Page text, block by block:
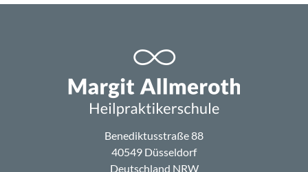
Benediktusstraße 88
40549 Düsseldorf
Deutschland NRW